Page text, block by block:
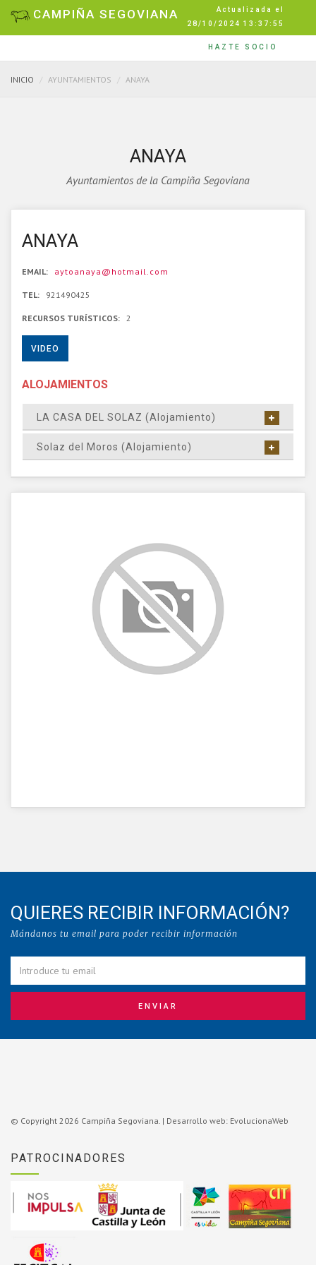
CAMPIÑA SEGOVIANA
Actualizada el
28/10/2024 13:37:55
HAZTE SOCIO
INICIO AYUNTAMIENTOS ANAYA
ANAYA
Ayuntamientos de la Campiña Segoviana
ANAYA
EMAIL: aytoanaya@hotmail.com
TEL: 921490425
RECURSOS TURÍSTICOS: 2
VIDEO
ALOJAMIENTOS
LA CASA DEL SOLAZ (Alojamiento)
Solaz del Moros (Alojamiento)
QUIERES RECIBIR INFORMACIÓN?
Mándanos tu email para poder recibir información
© Copyright 2026 Campiña Segoviana. | Desarrollo web: EvolucionaWeb
PATROCINADORES